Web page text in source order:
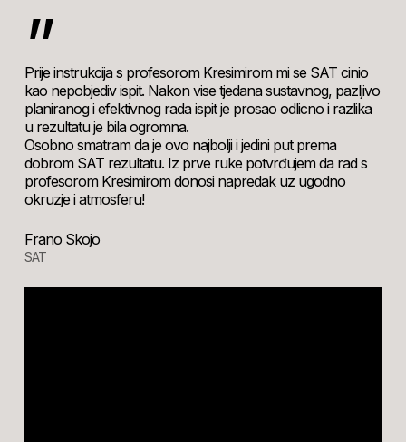
”
Prije instrukcija s profesorom Kresimirom mi se SAT cinio
kao nepobjediv ispit. Nakon vise tjedana sustavnog, pazljivo
planiranog i efektivnog rada ispit je prosao odlicno i razlika
u rezultatu je bila ogromna.
Osobno smatram da je ovo najbolji i jedini put prema
dobrom SAT rezultatu. Iz prve ruke potvrđujem da rad s
profesorom Kresimirom donosi napredak uz ugodno
okruzje i atmosferu!
Frano Skojo
SAT